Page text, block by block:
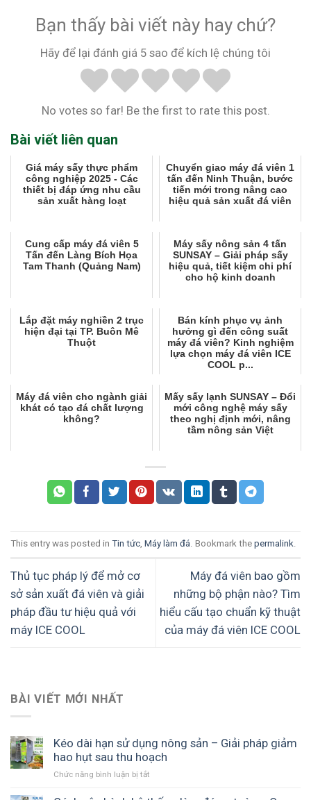
Bạn thấy bài viết này hay chứ?
Hãy để lại đánh giá 5 sao để kích lệ chúng tôi
No votes so far! Be the first to rate this post.
Bài viết liên quan
Giá máy sấy thực phẩm
công nghiệp 2025 - Các
thiết bị đáp ứng nhu cầu
sản xuất hàng loạt
Chuyển giao máy đá viên 1
tấn đến Ninh Thuận, bước
tiến mới trong nâng cao
hiệu quả sản xuất đá viên
Cung cấp máy đá viên 5
Tấn đến Làng Bích Họa
Tam Thanh (Quảng Nam)
Máy sấy nông sản 4 tấn
SUNSAY – Giải pháp sấy
hiệu quả, tiết kiệm chi phí
cho hộ kinh doanh
Lắp đặt máy nghiền 2 trục
hiện đại tại TP. Buôn Mê
Thuột
Bán kính phục vụ ảnh
hưởng gì đến công suất
máy đá viên? Kinh nghiệm
lựa chọn máy đá viên ICE
COOL p...
Máy đá viên cho ngành giải
khát có tạo đá chất lượng
không?
Mấy sấy lạnh SUNSAY – Đổi
mới công nghệ máy sấy
theo nghị định mới, nâng
tầm nông sản Việt
This entry was posted in Tin tức, Máy làm đá. Bookmark the permalink.
Thủ tục pháp lý để mở cơ
sở sản xuất đá viên và giải
pháp đầu tư hiệu quả với
máy ICE COOL
Máy đá viên bao gồm
những bộ phận nào? Tìm
hiểu cấu tạo chuẩn kỹ thuật
của máy đá viên ICE COOL
BÀI VIẾT MỚI NHẤT
Kéo dài hạn sử dụng nông sản – Giải pháp giảm
hao hụt sau thu hoạch
Chức năng bình luận bị tắt